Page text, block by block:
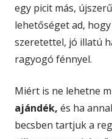
egy picit más,
lehetőséget ad,
szeretettel, jó illatú
ragyogó fénnyel.
Miért is ne lehetne
ajándék, és ha
becsben tartjuk a